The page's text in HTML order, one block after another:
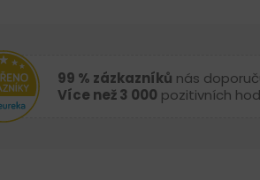
99 % zázkazníků nás
Více než 3 000 pozitivních